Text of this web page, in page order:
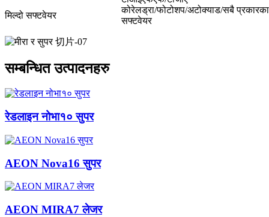
मिल्दो सफ्टवेयर
कोरेलड्रा/फोटोशप/अटोक्याड/सबै
सफ्टवेयर
सम्बन्धित उत्पादनहरु
रेडलाइन नोभा१० सुपर
AEON Nova16 सुपर
AEON MIRA7 लेजर